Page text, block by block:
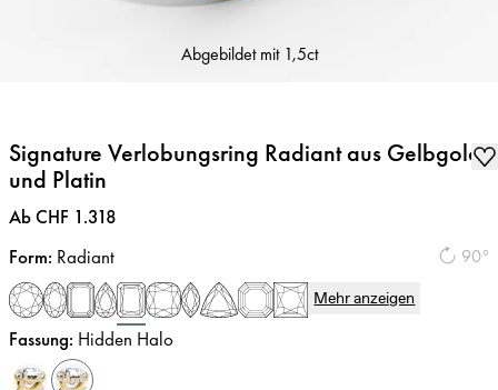
Abgebildet mit 1,5ct
Signature Verlobungsring Radiant aus Gelbgold
und Platin
Preis:
Ab CHF 1.318
90°
Form: Radiant
Mehr anzeigen
Fassung: Hidden Halo